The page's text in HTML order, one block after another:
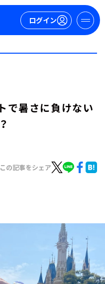
ログイン
で暑さに負けない
この記事をシェア